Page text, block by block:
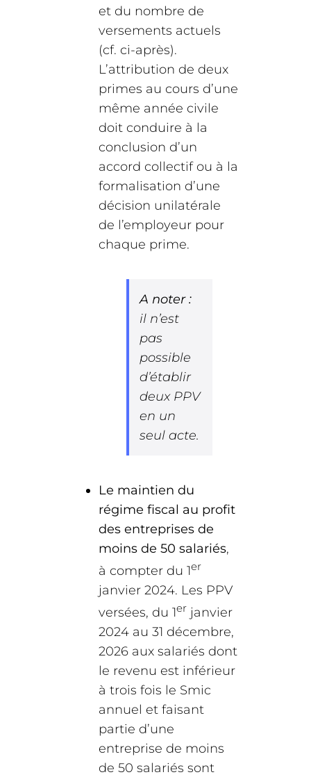
et du nombre de
versements actuels
(cf. ci-après).
L’attribution de deux
primes au cours d’une
même année civile
doit conduire à la
conclusion d’un
accord collectif ou à la
formalisation d’une
décision unilatérale
de l’employeur pour
chaque prime.
A noter :
il n’est
pas
possible
d’établir
deux PPV
en un
seul acte.
Le maintien du
régime fiscal au profit
des entreprises de
moins de 50 salariés,
à compter du 1er
janvier 2024. Les PPV
versées, du 1er janvier
2024 au 31 décembre,
2026 aux salariés dont
le revenu est inférieur
à trois fois le Smic
annuel et faisant
partie d’une
entreprise de moins
de 50 salariés sont